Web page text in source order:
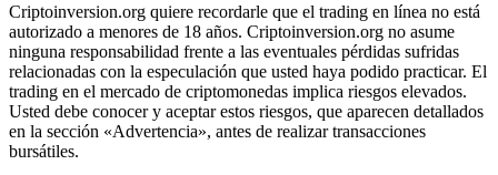
Criptoinversion.org quiere recordarle que el trading en línea no está
autorizado a menores de 18 años. Criptoinversion.org no asume
ninguna responsabilidad frente a las eventuales pérdidas sufridas
relacionadas con la especulación que usted haya podido practicar. El
trading en el mercado de criptomonedas implica riesgos elevados.
Usted debe conocer y aceptar estos riesgos, que aparecen detallados
en la sección «Advertencia», antes de realizar transacciones
bursátiles.